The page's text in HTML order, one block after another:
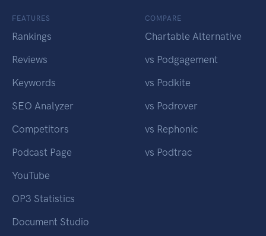
FEATURES
Rankings
Reviews
Keywords
SEO Analyzer
Competitors
Podcast Page
YouTube
OP3 Statistics
Document Studio
COMPARE
Chartable Alternative
vs Podgagement
vs Podkite
vs Podrover
vs Rephonic
vs Podtrac